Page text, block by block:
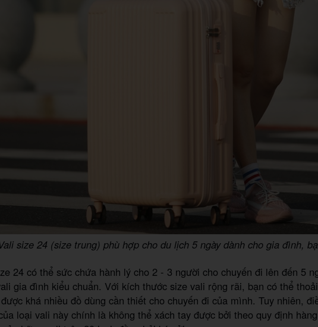
size 24 (size trung) phù hợp cho du lịch 5 ngày dành cho gia đình,
24 có thể sức chứa hành lý cho 2 - 3 người cho chuyến đi lên đến 5
gia đình kiểu chuẩn. Với kích thước size vali rộng rãi, bạn có thể
khá nhiều đồ dùng cần thiết cho chuyến đi của mình. Tuy nhiên,
loại vali này chính là không thể xách tay được bởi theo quy định